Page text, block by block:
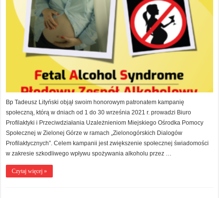
Bp Tadeusz Lityński objął swoim honorowym patronatem kampanię
społeczną, którą w dniach od 1 do 30 września 2021 r. prowadzi Biuro
Profilaktyki i Przeciwdziałania Uzależnieniom Miejskiego Ośrodka Pomocy
Społecznej w Zielonej Górze w ramach „Zielonogórskich Dialogów
Profilaktycznych”. Celem kampanii jest zwiększenie społecznej świadomości
w zakresie szkodliwego wpływu spożywania alkoholu przez …
Czytaj więcej »